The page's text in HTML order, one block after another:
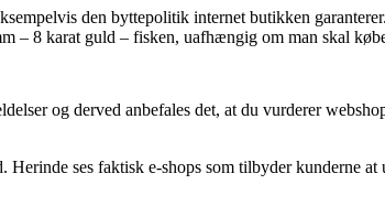
den byttepolitik internet butikken
– 8 karat guld – fisken, uafhængig om man skal
og derved anbefales det, at du vurderer
ses faktisk e-shops som tilbyder kunderne at